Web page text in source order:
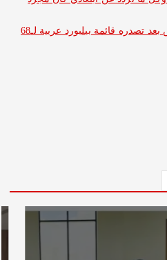
عمرو دياب يدخل موسوعة جينيس بعد تصدره قائمة بيلبورد عربية لـ68